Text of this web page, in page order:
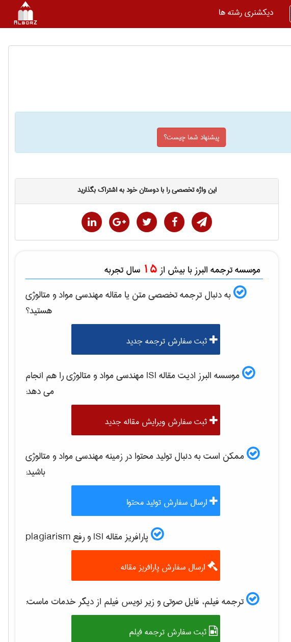
دیکشنری رشته ها
پیشنهاد شما چیست؟
این واژه تخصصی را با دوستان خود به اشتراک بگذارید
موسسه ترجمه البرز با بیش از 15 سال تجربه
به دنبال ترجمه تخصصی متن یا مقالهمهندسی مواد و متالوژی
هستید؟
ثبت سفارش ترجمه جدید
موسسه البرز ادیت مقاله ISI مهندسی مواد و متالوژیرا هم انجام
می دهد:
ثبت سفارش ویرایش مقاله جدید
ممکن است به دنبال تولید محتوا در زمینهمهندسی مواد و متالوژی
باشید:
ارسال سفارش تولید محتوا
پارافریز مقاله ISI و رفع plagiarism
ارسال سفارش پارافریز مقاله
ترجمه فیلم، فایل صوتی و زیر نویس فیلم از دیگر خدمات ماست:
ثبت سفارش ترجمه فیلم